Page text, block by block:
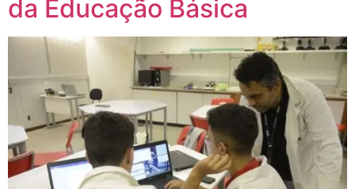
da Educação Básica